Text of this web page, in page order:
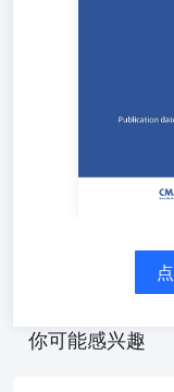
Emerging
Ensuring
Member
Governance
你可能感兴趣